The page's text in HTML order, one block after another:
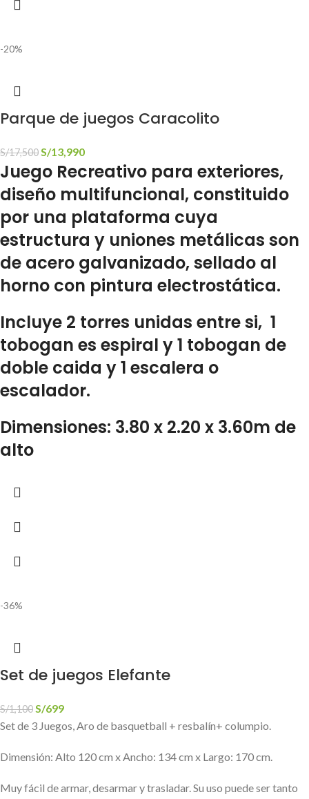
-20%
Parque de juegos Caracolito
S/17,500S/13,990
Juego Recreativo para exteriores,
diseño multifuncional, constituido
por una plataforma cuya
estructura y uniones metálicas son
de acero galvanizado, sellado al
horno con pintura electrostática.
Incluye 2 torres unidas entre si, 1
tobogan es espiral y 1 tobogan de
doble caida y 1 escalera o
escalador.
Dimensiones: 3.80 x 2.20 x 3.60m de
alto
-36%
Set de juegos Elefante
S/1,100S/699
Set de 3 Juegos, Aro de basquetball + resbalín+ columpio.
Dimensión: Alto 120 cm x Ancho: 134 cm x Largo: 170 cm.
Muy fácil de armar, desarmar y trasladar. Su uso puede ser tanto